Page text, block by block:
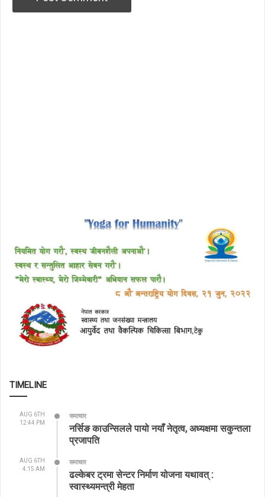
TIMELINE
AUG 6TH
12:44 PM
समाचार
नर्सिङ काउन्सिलले पायो नयाँ नेतृत्व, अध्यक्षमा सकुन्तला
प्रजापति
AUG 6TH
4:15 AM
समाचार
ढल्केबर ट्रमा सेन्टर निर्माण योजना यथावत् :
स्वास्थ्यमन्त्री मेहता